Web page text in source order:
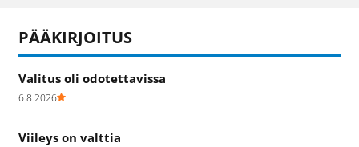
PÄÄKIRJOITUS
Valitus oli odotettavissa
6.8.2026
Viileys on valttia